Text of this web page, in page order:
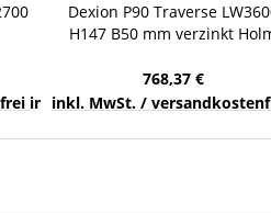
innerhalb Deutschlands
Dexion P90 Traverse
H147 B50 mm verzinkt
768,37 €
inkl. MwSt. /